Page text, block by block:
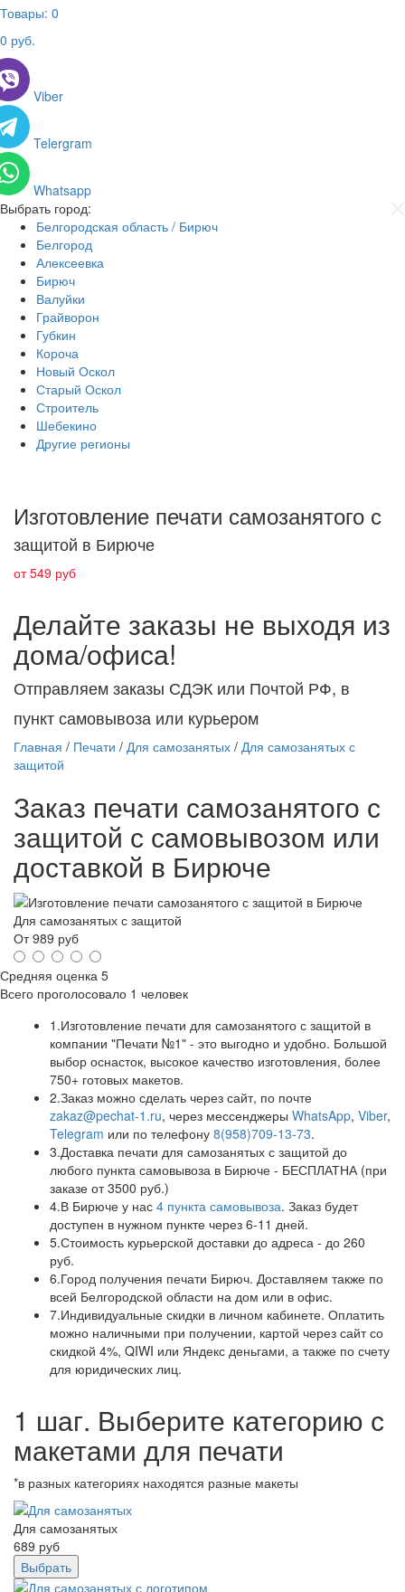
Товары: 0
0 руб.
Viber
Telergram
Whatsapp
Выбрать город:
Белгородская область / Бирюч
Белгород
Алексеевка
Бирюч
Валуйки
Грайворон
Губкин
Короча
Новый Оскол
Старый Оскол
Строитель
Шебекино
Другие регионы
Изготовление печати самозанятого с
защитой в Бирюче
от 549 руб
Делайте заказы не выходя из
дома/офиса!
Отправляем заказы СДЭК или Почтой РФ, в
пункт самовывоза или курьером
Главная / Печати / Для самозанятых / Для самозанятых с
защитой
Заказ печати самозанятого с
защитой с самовывозом или
доставкой в Бирюче
Для самозанятых с защитой
От989 руб
Средняя оценка 5
Всего проголосовало 1 человек
1.Изготовление печати для самозанятого с защитой в
компании "Печати №1" - это выгодно и удобно. Большой
выбор оснасток, высокое качество изготовления, более
750+ готовых макетов.
2.Заказ можно сделать через сайт, по почте
zakaz@pechat-1.ru, через мессенджеры WhatsApp, Viber,
Telegram или по телефону 8(958)709-13-73.
3.Доставка печати для самозанятых с защитой до
любого пункта самовывоза в Бирюче - БЕСПЛАТНА (при
заказе от 3500 руб.)
4.В Бирюче у нас 4 пункта самовывоза. Заказ будет
доступен в нужном пункте через 6-11 дней.
5.Стоимость курьерской доставки до адреса - до 260
руб.
6.Город получения печати Бирюч. Доставляем также по
всей Белгородской области на дом или в офис.
7.Индивидуальные скидки в личном кабинете. Оплатить
можно наличными при получении, картой через сайт со
скидкой 4%, QIWI или Яндекс деньгами, а также по счету
для юридических лиц.
1 шаг. Выберите категорию с
макетами для печати
*в разных категориях находятся разные макеты
Для самозанятых
689 руб
Выбрать